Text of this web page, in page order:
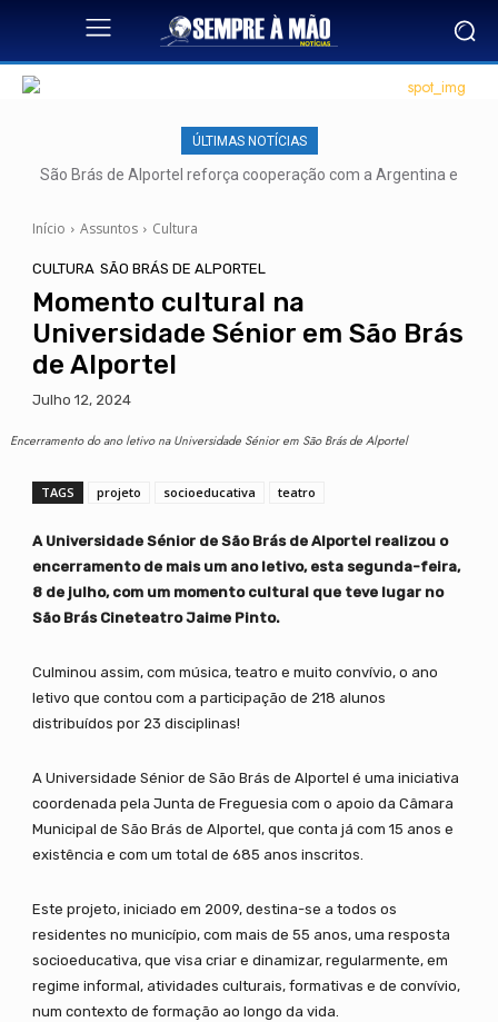
ÚLTIMAS NOTÍCIAS
São Brás de Alportel reforça cooperação com a Argentina e
Início Assuntos Cultura
CULTURA SÃO BRÁS DE ALPORTEL
Momento cultural na
Universidade Sénior em São Brás
de Alportel
Julho 12, 2024
Encerramento do ano letivo na Universidade Sénior em São Brás de Alportel
TAGS projeto socioeducativa teatro
A Universidade Sénior de São Brás de Alportel realizou o
encerramento de mais um ano letivo, esta segunda-feira,
8 de julho, com um momento cultural que teve lugar no
São Brás Cineteatro Jaime Pinto.
Culminou assim, com música, teatro e muito convívio, o ano
letivo que contou com a participação de 218 alunos
distribuídos por 23 disciplinas!
A Universidade Sénior de São Brás de Alportel é uma iniciativa
coordenada pela Junta de Freguesia com o apoio da Câmara
Municipal de São Brás de Alportel, que conta já com 15 anos e
existência e com um total de 685 anos inscritos.
Este projeto, iniciado em 2009, destina-se a todos os
residentes no município, com mais de 55 anos, uma resposta
socioeducativa, que visa criar e dinamizar, regularmente, em
regime informal, atividades culturais, formativas e de convívio,
num contexto de formação ao longo da vida.